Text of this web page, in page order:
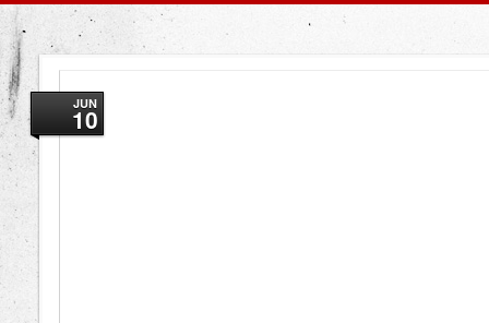
JUN
10